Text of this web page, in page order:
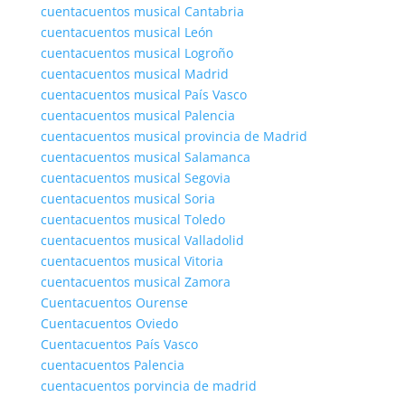
cuentacuentos musical Cantabria
cuentacuentos musical León
cuentacuentos musical Logroño
cuentacuentos musical Madrid
cuentacuentos musical País Vasco
cuentacuentos musical Palencia
cuentacuentos musical provincia de Madrid
cuentacuentos musical Salamanca
cuentacuentos musical Segovia
cuentacuentos musical Soria
cuentacuentos musical Toledo
cuentacuentos musical Valladolid
cuentacuentos musical Vitoria
cuentacuentos musical Zamora
Cuentacuentos Ourense
Cuentacuentos Oviedo
Cuentacuentos País Vasco
cuentacuentos Palencia
cuentacuentos porvincia de madrid